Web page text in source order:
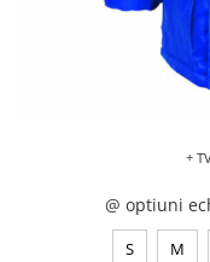
Îmbrăcăminte
Jachete reflectorizante
Costume
Combinezoane
Veste reflectorizante (HI-
+
@ optiuni
S M